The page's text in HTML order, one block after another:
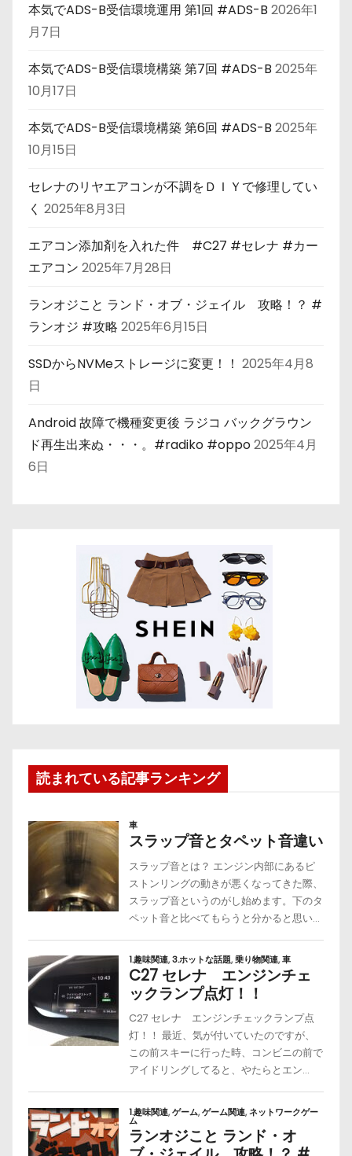
本気でADS-B受信環境運用 第1回 #ADS-B 2026年1
月7日
本気でADS-B受信環境構築 第7回 #ADS-B 2025年
10月17日
本気でADS-B受信環境構築 第6回 #ADS-B 2025年
10月15日
セレナのリヤエアコンが不調をＤＩＹで修理してい
く 2025年8月3日
エアコン添加剤を入れた件 #C27 #セレナ #カー
エアコン 2025年7月28日
ランオジこと ランド・オブ・ジェイル 攻略！？ #
ランオジ #攻略 2025年6月15日
SSDからNVMeストレージに変更！！ 2025年4月8
日
Android 故障で機種変更後 ラジコ バックグラウン
ド再生出来ぬ・・・。#radiko #oppo2025年4月
6日
読まれている記事ランキング